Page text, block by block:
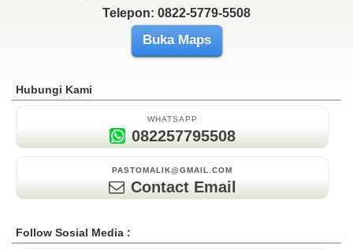
Telepon: 0822-5779-5508
Buka Maps
Hubungi Kami
WHATSAPP
082257795508
PASTOMALIK@GMAIL.COM
Contact Email
Follow Sosial Media :